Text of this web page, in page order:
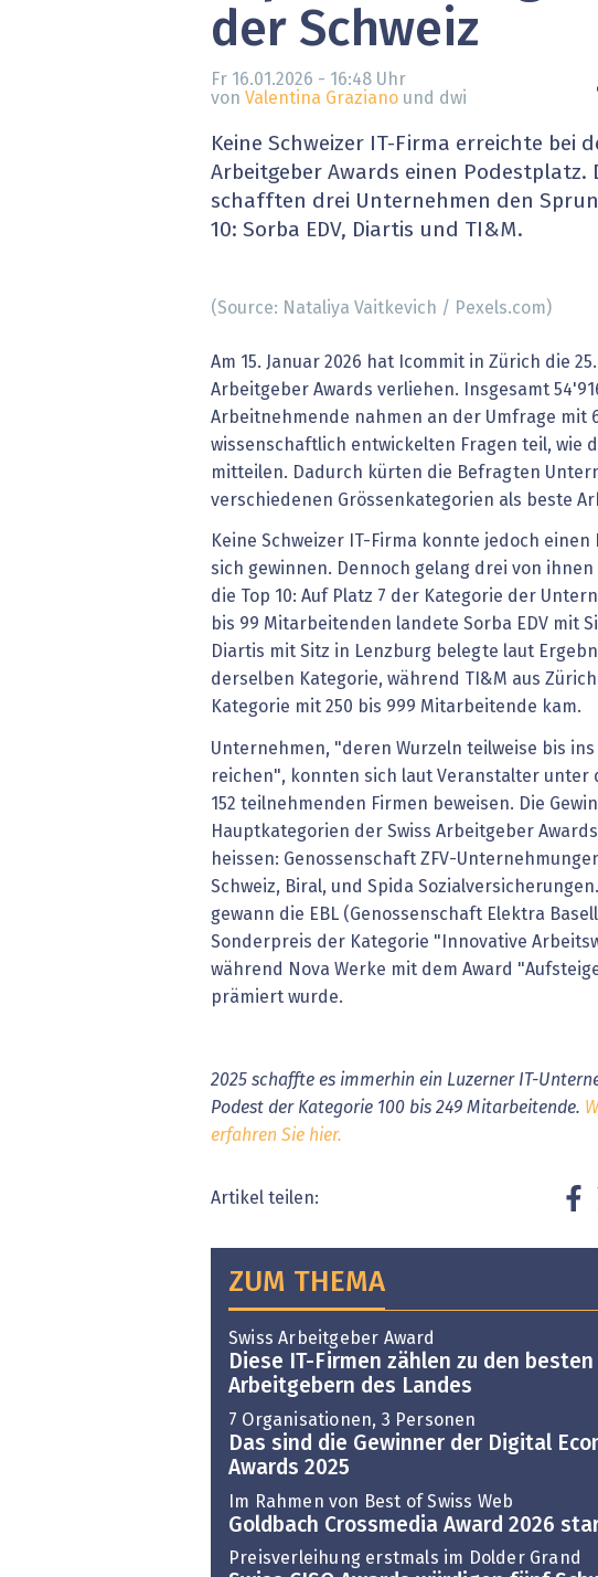
» alle News Gesundheit wird
EU-DSGVO
XaaS, Managed
Digital Banking
der Schweiz
Fr 16.01.2026 - 16:48 Uhr
von Valentina Graziano und dwi
Keine Schweizer IT-Firma erreichte bei
Arbeitgeber Awards einen Podestplatz.
schafften drei Unternehmen den
10: Sorba EDV, Diartis und TI&M.
(Source: Nataliya Vaitkevich / Pexels.com)
Am 15. Januar 2026 hat Icommit in Zürich die 25.
Arbeitgeber Awards verliehen. Insgesamt
Arbeitnehmende nahmen an der Umfrage mit
wissenschaftlich entwickelten Fragen teil, wie
mitteilen. Dadurch kürten die Befragten
verschiedenen Grössenkategorien als beste
Keine Schweizer IT-Firma konnte jedoch
sich gewinnen. Dennoch gelang drei von ihnen
die Top 10: Auf Platz 7 der Kategorie der
bis 99 Mitarbeitenden landete Sorba EDV mit
Diartis mit Sitz in Lenzburg belegte laut
derselben Kategorie, während TI&M aus
Kategorie mit 250 bis 999 Mitarbeitende kam.
Unternehmen, "deren Wurzeln teilweise bis
reichen", konnten sich laut Veranstalter unter
152 teilnehmenden Firmen beweisen. Die
Hauptkategorien der Swiss Arbeitgeber Awards
heissen: Genossenschaft ZFV-
Schweiz, Biral, und Spida
gewann die EBL (Genossenschaft Elektra
Sonderpreis der Kategorie "Innovative
während Nova Werke mit dem Award
prämiert wurde.
2025 schaffte es immerhin ein Luzerner IT-
Podest der Kategorie 100 bis 249 Mitarbeitende.
erfahren Sie hier.
Artikel teilen:
ZUM THEMA
Swiss Arbeitgeber Award
Diese IT-Firmen zählen zu den besten
Arbeitgebern des Landes
7 Organisationen, 3 Personen
Das sind die Gewinner der Digital
Awards 2025
Im Rahmen von Best of Swiss Web
Goldbach Crossmedia Award 2026
Preisverleihung erstmals im Dolder Grand